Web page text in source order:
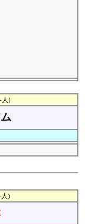
人)
人)